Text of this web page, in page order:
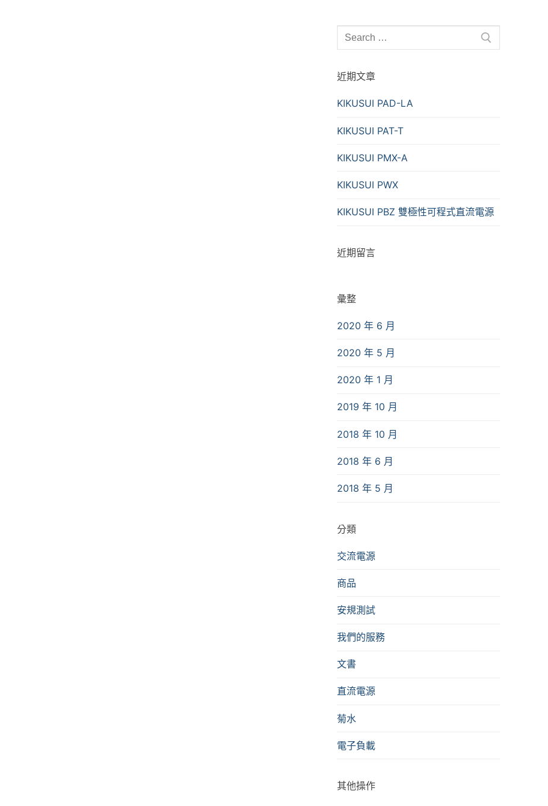
Search
for:
近期文章
KIKUSUI PAD-LA
KIKUSUI PAT-T
KIKUSUI PMX-A
KIKUSUI PWX
KIKUSUI PBZ 雙極性可程式直流電源
近期留言
彙整
2020 年 6 月
2020 年 5 月
2020 年 1 月
2019 年 10 月
2018 年 10 月
2018 年 6 月
2018 年 5 月
分類
交流電源
商品
安規測試
我們的服務
文書
直流電源
菊水
電子負載
其他操作